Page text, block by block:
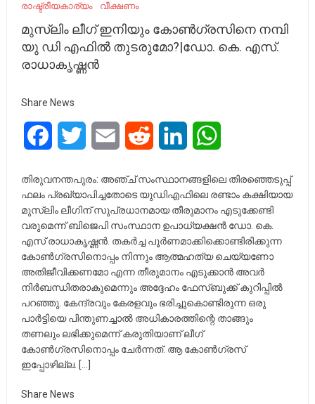
രാ​ഷ്ട്രീ​യ​കാര്യം
വീക്ഷണം
മുസ്ലിം ലീഗ് ഇനിയും കോൺഗ്രസിനെ നമ്പി
യു ഡി എഫിൽ തുടരുമോ?|ഡോ. കെ. എസ്.
രാധാകൃഷ്ണൻ
Share News
FacebookTwitter Email Reddit LinkedIn
തിരുവനന്തപുരം: അഞ്ച് സംസ്ഥാനങ്ങളിലെ തിരഞ്ഞെടുപ്പ്
ഫലം പ്രഖ്യാപിച്ചതോടെ യുഡിഎഫിലെ രണ്ടാം കക്ഷിയായ
മുസ്ലിം ലീഗിന് സുപ്രധാനമായ തീരുമാനം എടുക്കേണ്ടി
വരുമെന്ന് ബിജെപി സംസ്ഥാന ഉപാധ്യക്ഷൻ ഡോ. കെ.
എസ് രാധാകൃഷ്ണൻ. തകർച്ച പൂർണമാക്കിക്കൊണ്ടിരിക്കുന്ന
കോൺഗ്രസിനൊപ്പം നിന്നും ആത്മഹത്യ ചെയ്യണോ
അതിജീവിക്കണമോ എന്ന തീരുമാനം എടുക്കാൻ അവർ
നിർബന്ധിതരാകുമെന്നും അദ്ദേഹം ഫേസ്ബുക്ക് കുറിപ്പിൽ
പറഞ്ഞു. കേന്ദ്രവും കേരളവും ഭരിച്ചുകൊണ്ടിരുന്ന ഒരു
പാർട്ടിയെ പിന്തുണച്ചാൽ അധികാരത്തിന്റെ താങ്ങും
തണലും ലഭിക്കുമെന്ന് കരുതിയാണ് ലീഗ്
കോൺഗ്രസിനൊപ്പം ചേർന്നത്. ആ കോൺഗ്രസ്
ഇപ്പോഴില്ല. […]
Share News